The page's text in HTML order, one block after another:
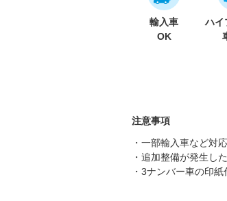
輸入車
OK
ハイ
注意事項
・一部輸入車など対
・追加整備が発生し
・3ナンバー車の印